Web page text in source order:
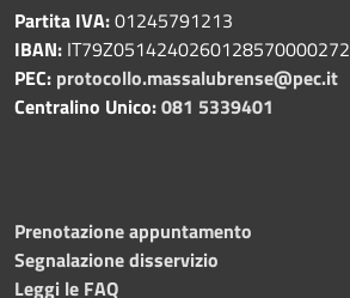
Partita IVA:01245791213
IBAN: IT79Z0514240260128570000272
PEC: protocollo.massalubrense@pec.it
Centralino Unico:081 5339401
Prenotazione appuntamento
Segnalazione disservizio
Leggi le FAQ